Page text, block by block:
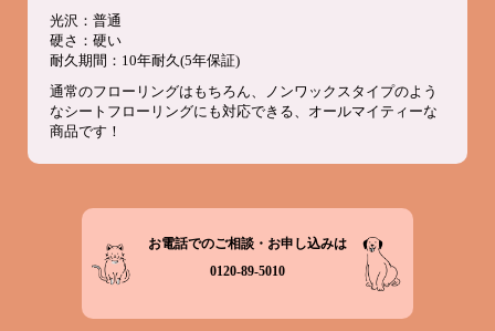
光沢：普通
硬さ：硬い
耐久期間：10年耐久(5年保証)
通常のフローリングはもちろん、ノンワックスタイプのよう
なシートフローリングにも対応できる、オールマイティーな
商品です！
お電話でのご相談・お申し込みは
0120-89-5010